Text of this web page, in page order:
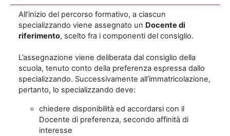
All’inizio del percorso formativo, a ciascun
specializzando viene assegnato un Docente di
riferimento, scelto fra i componenti del consiglio.
L’assegnazione viene deliberata dal consiglio della
scuola, tenuto conto della preferenza espressa dallo
specializzando. Successivamente all’immatricolazione,
pertanto, lo specializzando deve:
chiedere disponibilità ed accordarsi con il
Docente di preferenza, secondo affinità di
interesse